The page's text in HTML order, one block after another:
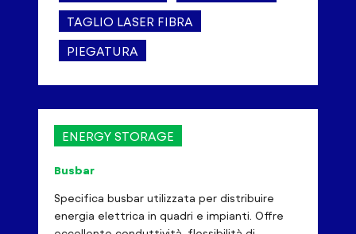
TAGLIO LASER FIBRA
PIEGATURA
ENERGY STORAGE
Busbar
Specifica busbar utilizzata per distribuire
energia elettrica in quadri e impianti. Offre